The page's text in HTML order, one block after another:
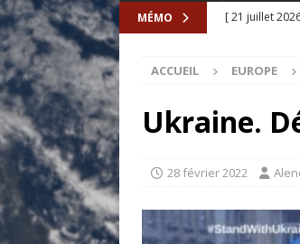
MÉMO [ 21 juillet
[ 18 juillet
avant les
goût… et une
[ 14 juin 2020
ACCUEIL EUROPE
Ukraine.
28 février 2022